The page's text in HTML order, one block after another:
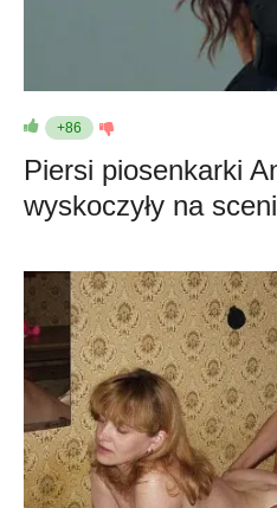
+86
Piersi piosenkarki
wyskoczyły na